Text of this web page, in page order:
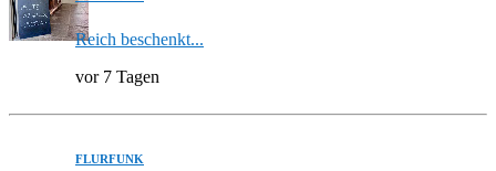
Reich beschenkt...
vor 7 Tagen
FLURFUNK